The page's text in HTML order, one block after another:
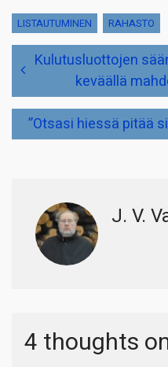
LISTAUTUMINEN RAHASTO
Artikkelien
selausKulutusluottojen
keväällä
”Otsasi hiessä pitää
J. V.
4 thoughts